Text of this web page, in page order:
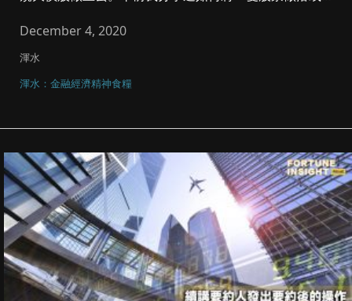
December 4, 2020
渾水
渾水：金融經濟精神食糧